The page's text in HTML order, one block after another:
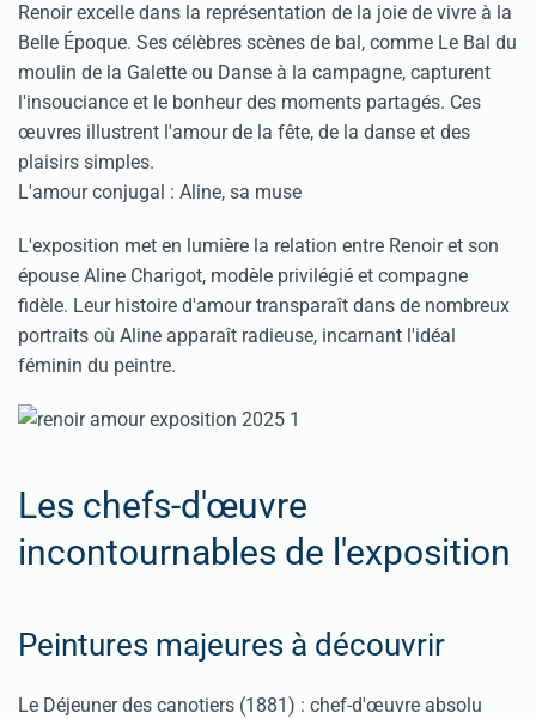
Renoir excelle dans la représentation de la joie de vivre à la
Belle Époque. Ses célèbres scènes de bal, comme Le Bal du
moulin de la Galette ou Danse à la campagne, capturent
l'insouciance et le bonheur des moments partagés. Ces
œuvres illustrent l'amour de la fête, de la danse et des
plaisirs simples.
L'amour conjugal : Aline, sa muse
L'exposition met en lumière la relation entre Renoir et son
épouse Aline Charigot, modèle privilégié et compagne
fidèle. Leur histoire d'amour transparaît dans de nombreux
portraits où Aline apparaît radieuse, incarnant l'idéal
féminin du peintre.
Les chefs-d'œuvre
incontournables de l'exposition
Peintures majeures à découvrir
Le Déjeuner des canotiers (1881) : chef-d'œuvre absolu